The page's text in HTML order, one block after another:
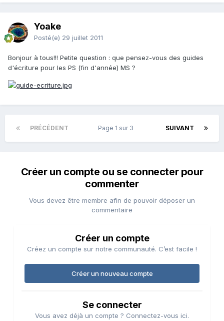
Yoake
Posté(e) 29 juillet 2011
Bonjour à tous!!! Petite question : que pensez-vous des guides
d'écriture pour les PS (fin d'année) MS ?
PRÉCÉDENT SUIVANT
Page 1 sur 3
Créer un compte ou se connecter pour
commenter
Vous devez être membre afin de pouvoir déposer un
commentaire
Créer un compte
Créez un compte sur notre communauté. C’est facile !
Créer un nouveau compte
Se connecter
Vous avez déjà un compte ? Connectez-vous ici.